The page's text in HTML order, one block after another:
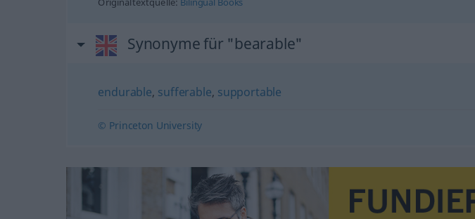
Originaltextquelle: Bilingual Books
Synonyme für "bearable"
endurable, sufferable, supportable
© Princeton University